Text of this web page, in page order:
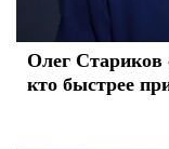
Олег Стариков
кто быстрее